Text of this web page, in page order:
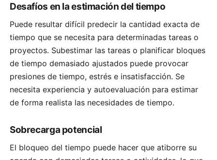
Desafíos en la estimación del tiempo
Puede resultar difícil predecir la cantidad exacta de
tiempo que se necesita para determinadas tareas o
proyectos. Subestimar las tareas o planificar bloques
de tiempo demasiado ajustados puede provocar
presiones de tiempo, estrés e insatisfacción. Se
necesita experiencia y autoevaluación para estimar
de forma realista las necesidades de tiempo.
Sobrecarga potencial
El bloqueo del tiempo puede hacer que atiborre su